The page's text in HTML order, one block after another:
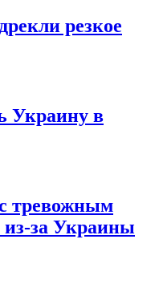
резкое
Украину в
тревожным
из-за Украины